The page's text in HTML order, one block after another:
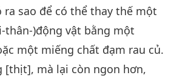
Cùng Nhau Cứu Sinh Mạng,
Phần 6 Của Loạt Chương Trình
Nhiều Phần
2024-04-06 Lượt Xem
sao để có thể thay thế một
)động vật bằng một
một miếng chất đạm rau củ.
[thịt], mà lại còn ngon hơn,